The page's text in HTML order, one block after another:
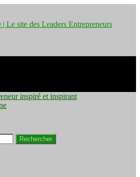
Pourquoi
inspiré et inspirant